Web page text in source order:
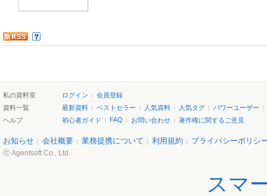
私の資料室 ログイン
会員登録
資料一覧
最新資料 ベストセラー 人気資料 人気タグ
パワーユーザー
ヘルプ
初心者ガイド FAQ お問い合わせ 著作権に関するご意見
お知らせ 会社概要 業務提携について 利用規約 プライバシーポリシ
ⓒ Agentsoft Co., Ltd.
スマ